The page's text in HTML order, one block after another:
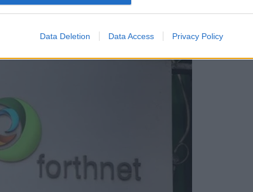
Data Deletion Data Access Privacy Policy
προς εθνικά σταθερά στη Forthnet